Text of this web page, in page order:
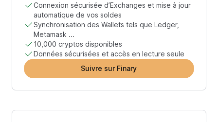
Connexion sécurisée d’Exchanges et mise à jour
automatique de vos soldes
Synchronisation des Wallets tels que Ledger,
Metamask ...
10,000 cryptos disponibles
Données sécurisées et accès en lecture seule
Suivre sur Finary